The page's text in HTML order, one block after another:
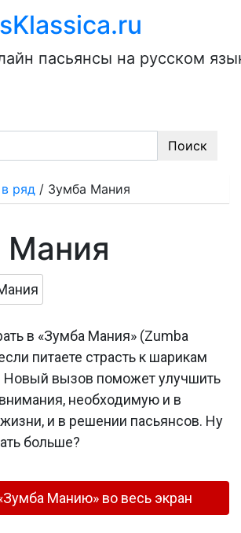
пасьянсы на русском
Поиск
ряд / Зумба Мания
Мания
в «Зумба Мания» (Zumba
питаете страсть к шарикам
Новый вызов поможет улучшить
необходимую и в
и в решении пасьянсов. Ну
больше?
Манию» во весь экран